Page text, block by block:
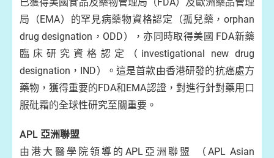
局（EMA）的罕見病藥物資格認定（孤兒藥，orphan
drug designation，ODD），亦同時取得美國 FDA新藥
臨床研究資格認定（investigational new drug
designation，IND）。這是首款由香港研發的抗癌處方
藥物，獲得重要的FDA和EMA認證，對進行針對藥用口
服砒霜的全球性研究至關重要。
APL 亞洲聯盟
由港大醫學院領導的APL亞洲聯盟 （APL Asian